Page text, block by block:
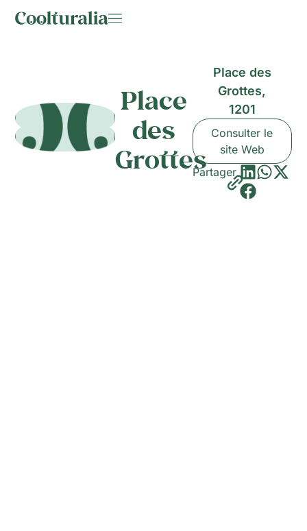
Place
des
Grottes
Place des
Grottes,
1201
Consulter le
site Web
Partager